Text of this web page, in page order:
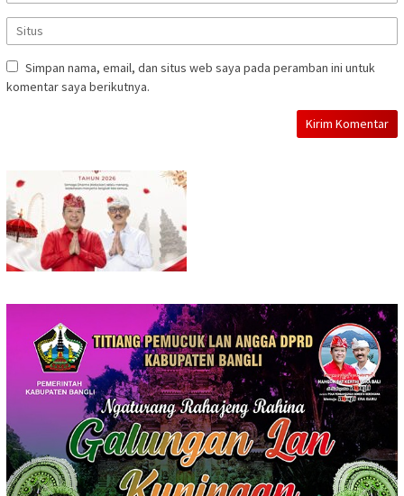
Simpan nama, email, dan situs web saya pada peramban ini untuk
komentar saya berikutnya.